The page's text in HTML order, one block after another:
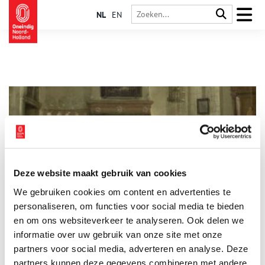
Deze website maakt gebruik van cookies
We gebruiken cookies om content en advertenties te
personaliseren, om functies voor social media te bieden
en om ons websiteverkeer te analyseren. Ook delen we
informatie over uw gebruik van onze site met onze
partners voor social media, adverteren en analyse. Deze
partners kunnen deze gegevens combineren met andere
NL EN
Vol verwachting klopt menig kinderhart; Sinterklaas is in
aantocht. De verjaardag van de goedheiligman houdt de
gemoederen van kinderen al eeuwenlang bezig, maar was ook
een bron van inspiratie voor Hollandse schilders. Wie kent het
beroemde Sint-Nicolaasfeest van Jan Steen niet? Op het
schilderij dat in de eregalerij van het Rijksmuseum in
Amsterdam hangt, waan je je in een knus Nederlands